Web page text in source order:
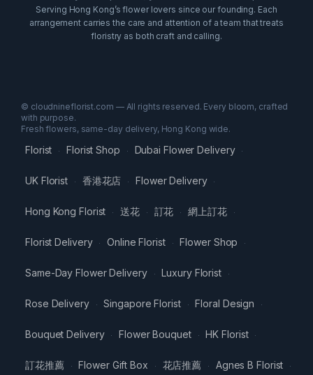
Serving Hong Kong’s flower lovers since our founding. Each
arrangement carries the care and attention of a team that treats
floristry as both craft and calling.
© cloudnineflorist.com — All rights reserved. Every bloom, crafted
with purpose.
Fresh flowers, same-day delivery, Hong Kong wide.
Florist · Florist Shop · Dubai Flower Delivery ·
UK Florist · 香港花店 · Flower Delivery ·
Hong Kong Florist · 送花 · 訂花 · 網上訂花 ·
Florist Delivery · Online Florist · Flower Shop ·
Same-Day Flower Delivery · Luxury Florist ·
Rose Delivery · Singapore Florist · Floral Design ·
Bouquet Delivery · Flower Bouquet · HK Florist ·
訂花推薦 · Flower Gift Box · 花店推薦 · Agnes B Florist ·